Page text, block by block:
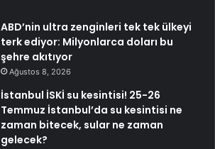
ABD’nin ultra zenginleri tek tek ülkeyi
terk ediyor: Milyonlarca doları bu
şehre akıtıyor
Ağustos 8, 2026
İstanbul İSKİ su kesintisi! 25-26
Temmuz İstanbul’da su kesintisi ne
zaman bitecek, sular ne zaman
gelecek?